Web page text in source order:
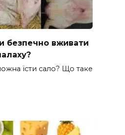
безпечно вживати
їсти сало? Що таке